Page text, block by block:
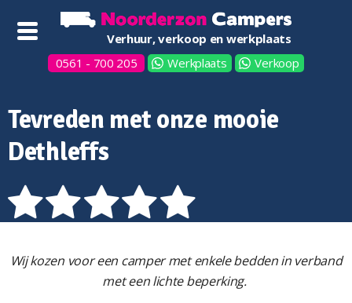
Verhuur, verkoop en werkplaats
0561 - 700 205
Werkplaats Verkoop
Tevreden met onze mooie
Dethleffs
Wij kozen voor een camper met enkele bedden in verband
met een lichte beperking.